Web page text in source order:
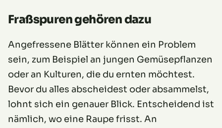
Fraßspuren gehören dazu
Angefressene Blätter können ein Problem
sein, zum Beispiel an jungen Gemüsepflanzen
oder an Kulturen, die du ernten möchtest.
Bevor du alles abscheidest oder absammelst,
lohnt sich ein genauer Blick. Entscheidend ist
nämlich, wo eine Raupe frisst. An